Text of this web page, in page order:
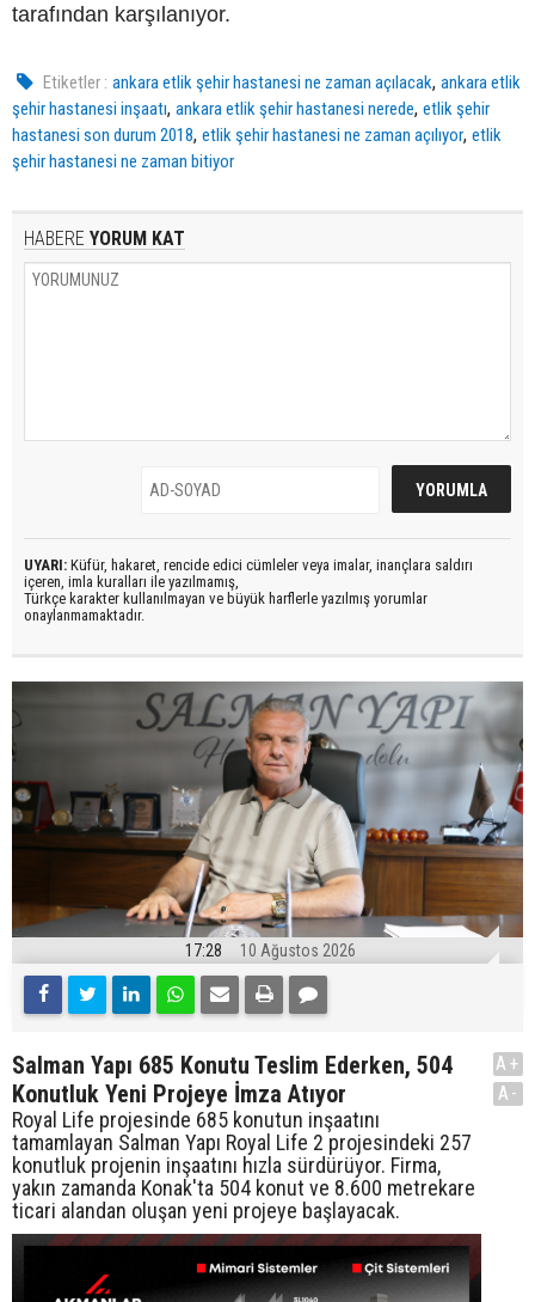
tarafından karşılanıyor.
Etiketler : ankara etlik şehir hastanesi ne zaman açılacak,ankara etlik
şehir hastanesi inşaatı, ankara etlik şehir hastanesi nerede, etlik şehir
hastanesi son durum 2018, etlik şehir hastanesi ne zaman açılıyor, etlik
şehir hastanesi ne zaman bitiyor
HABERE YORUM KAT
UYARI: Küfür, hakaret, rencide edici cümleler veya imalar, inançlara saldırı
içeren, imla kuralları ile yazılmamış,
Türkçe karakter kullanılmayan ve büyük harflerle yazılmış yorumlar
onaylanmamaktadır.
17:28 10 Ağustos 2026
Salman Yapı 685 Konutu Teslim Ederken, 504
Konutluk Yeni Projeye İmza Atıyor
Royal Life projesinde 685 konutun inşaatını
tamamlayan Salman Yapı Royal Life 2 projesindeki 257
konutluk projenin inşaatını hızla sürdürüyor. Firma,
yakın zamanda Konak'ta 504 konut ve 8.600 metrekare
ticari alandan oluşan yeni projeye başlayacak.
A+
A-